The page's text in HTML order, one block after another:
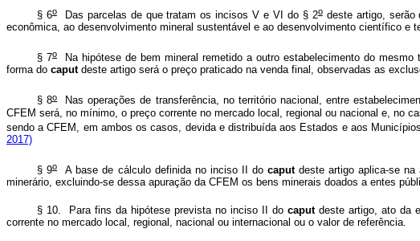
§ 6oDas parcelas de que tratam os incisos V e VI do § 2odeste artigo, serão
econômica, ao desenvolvimento mineral sustentável e ao desenvolvimento
§ 7o
Na hipótese de bem mineral remetido a outro estabelecimento do
forma do caputdeste artigo será o preço praticado na venda final, observadas as
§ 8oNas operações de transferência, no território nacional, entre
CFEM será, no mínimo, o preço corrente no mercado local, regional ou nacional e, no
sendo a CFEM, em ambos os casos, devida e distribuída aos Estados e aos
2017)
§ 9o A base de cálculo definida no inciso II docaputdeste artigo aplica-se na
minerário, excluindo-se dessa apuração da CFEM os bens minerais doados a entes
§ 10. Para fins da hipótese prevista no inciso II do caputdeste artigo, ato da
corrente no mercado local, regional, nacional ou internacional ou o valor de